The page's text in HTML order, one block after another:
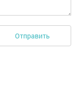
Отправить